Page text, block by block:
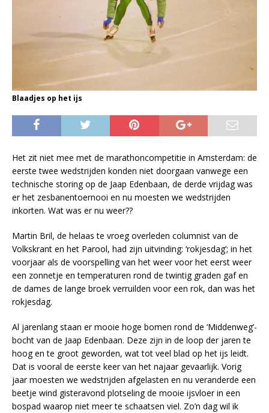
Blaadjes op het ijs
Het zit niet mee met de marathoncompetitie in Amsterdam: de
eerste twee wedstrijden konden niet doorgaan vanwege een
technische storing op de Jaap Edenbaan, de derde vrijdag was
er het zesbanentoernooi en nu moesten we wedstrijden
inkorten. Wat was er nu weer??
Martin Bril, de helaas te vroeg overleden columnist van de
Volkskrant en het Parool, had zijn uitvinding: ‘rokjesdag’; in het
voorjaar als de voorspelling van het weer voor het eerst weer
een zonnetje en temperaturen rond de twintig graden gaf en
de dames de lange broek verruilden voor een rok, dan was het
rokjesdag.
Al jarenlang staan er mooie hoge bomen rond de ‘Middenweg’-
bocht van de Jaap Edenbaan. Deze zijn in de loop der jaren te
hoog en te groot geworden, wat tot veel blad op het ijs leidt.
Dat is vooral de eerste keer van het najaar gevaarlijk. Vorig
jaar moesten we wedstrijden afgelasten en nu veranderde een
beetje wind gisteravond plotseling de mooie ijsvloer in een
bospad waarop niet meer te schaatsen viel. Zo’n dag wil ik